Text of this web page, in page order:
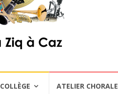
COLLÈGE ATELIER CHORALE